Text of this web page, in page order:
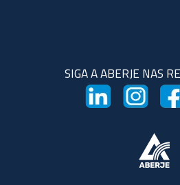
SIGA A ABERJE NAS